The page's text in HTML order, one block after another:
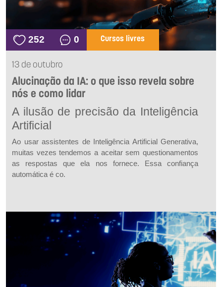
252 0 Cursos livres
13 de outubro
Alucinação da IA: o que isso revela sobre
nós e como lidar
A ilusão de precisão da Inteligência
Artificial
Ao usar assistentes de Inteligência Artificial Generativa,
muitas vezes tendemos a aceitar sem questionamentos
as respostas que ela nos fornece. Essa confiança
automática é co.